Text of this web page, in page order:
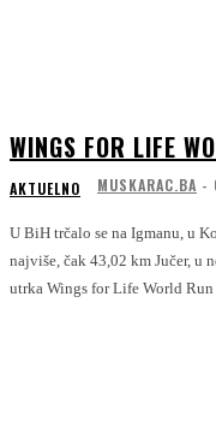
WINGS FOR LIFE
AKTUELNO MUSKARAC.BA -
U BiH trčalo se na Igmanu, u
najviše, čak 43,02 km Jučer, u nedjelju, je širom svijeta održana humanitarna
utrka Wings for Life World Run